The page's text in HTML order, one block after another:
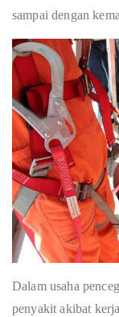
sampai dengan
Dalam usaha
penyakit akibat